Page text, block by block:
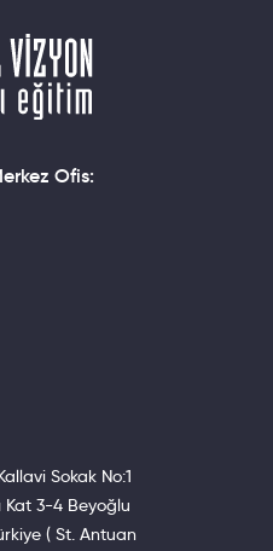
Ofis:
Sokak No:1
Kat 3-4 Beyoğlu
( St. Antuan